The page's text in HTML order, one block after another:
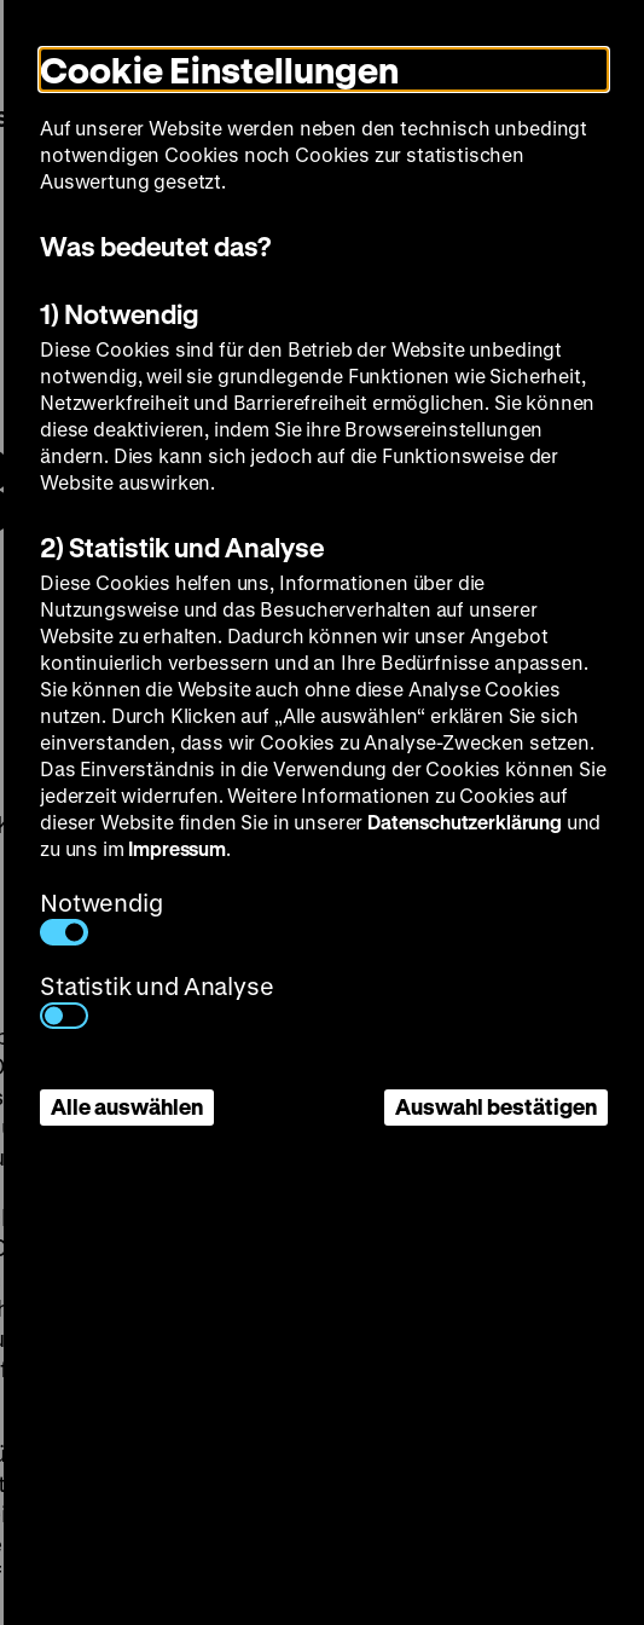
Modus
umschalten
Sprache
Spielplan Filmreihen Über uns
Gustav Diessl, Hans-Joachim
Doch
und ein
Hinter dem
von Ernst
Soldaten,
Besserung
Nicht das
als in
polarisiert,
und den
und der
vorgeführt
Der Regisseur
alle, die nie
Cookie Einstellungen
Auf unserer Website werden neben den technisch unbedingt
notwendigen Cookies noch Cookies zur statistischen
Auswertung gesetzt.
Was bedeutet das?
1) Notwendig
Diese Cookies sind für den Betrieb der Website unbedingt
notwendig, weil sie grundlegende Funktionen wie Sicherheit,
Netzwerkfreiheit und Barrierefreiheit ermöglichen. Sie können
diese deaktivieren, indem Sie ihre Browsereinstellungen
ändern. Dies kann sich jedoch auf die Funktionsweise der
Website auswirken.
2) Statistik und Analyse
Diese Cookies helfen uns, Informationen über die
Nutzungsweise und das Besucherverhalten auf unserer
Website zu erhalten. Dadurch können wir unser Angebot
kontinuierlich verbessern und an Ihre Bedürfnisse anpassen.
Sie können die Website auch ohne diese Analyse Cookies
nutzen. Durch Klicken auf „Alle auswählen“ erklären Sie sich
einverstanden, dass wir Cookies zu Analyse-Zwecken setzen.
Das Einverständnis in die Verwendung der Cookies können Sie
jederzeit widerrufen. Weitere Informationen zu Cookies auf
dieser Website finden Sie in unserer Datenschutzerklärung und
zu uns im Impressum.
Notwendig
Statistik und Analyse
Alle auswählen Auswahl bestätigen